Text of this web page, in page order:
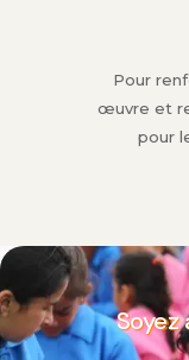
Pour
œuvre et
pour
Soyez